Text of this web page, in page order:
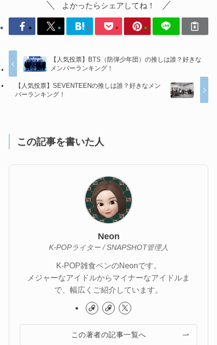
よかったらシェアしてね！
【人気投票】BTS（防弾少年団）の推しは誰？好きな
メンバーランキング！
【人気投票】SEVENTEENの推しは誰？好きなメン
バーランキング！
この記事を書いた人
Neon
K-POPライター / SNAPSHOT管理人
K-POP雑食ペンのNeonです。
メジャーなアイドルからマイナーなアイドルま
で、幅広くご紹介しています。
この著者の記事一覧へ